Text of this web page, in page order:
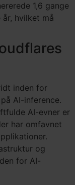
1,6 gange
hvilket må
inden for
AI-inference.
AI-evner er
har omfavnet
og
for AI-